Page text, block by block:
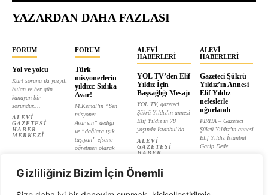
Gizliliğiniz Bizim İçin Önemli
YAZARDAN DAHA FAZLASI
FORUM
Yol ve yolcu
Kürt sorunu iki yüzyılı
bulan ve her gün
kanayan bir
sorundur....
ALEVI
GAZETESI
HABER
MERKEZI
FORUM
Türk
misyonerlerin
yıldızı: Sıdıka
Avar!
M.Kemal’in “Sen
misyoner
Avar’sın” dediği
ve “dağlara ışık
taşıyan” efsane
öğretmen olarak
ALEVI
GAZETESI
ALEVI
HABERLERI
YOL TV’den Elif
Yıldız İçin
Başsağlığı Mesajı
YOL TV, gazeteci
Şükrü Yıldız'ın annesi
Elif Yıldız'ın 78
yaşında İstanbul'da...
ALEVI
GAZETESI
HABER
ALEVI
HABERLERI
Gazeteci Şükrü
Yıldız’ın Annesi
Elif Yıldız
nefeslerle
uğurlandı
PİRHA – Gazeteci
Şükrü Yıldız’ın annesi
Elif Yıldız İstanbul
Garip Dede...